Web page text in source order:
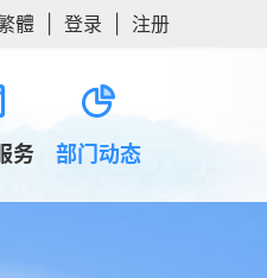
體 登录 注册
务 部门动态